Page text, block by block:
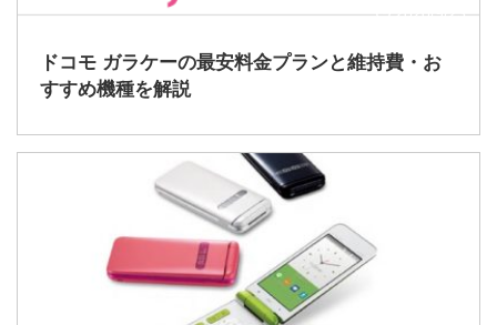
2020/9/23
ドコモ ガラケーの最安料金プランと維持費・お
すすめ機種を解説